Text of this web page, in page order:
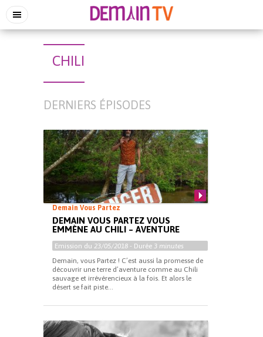
CHILI
DERNIERS ÉPISODES
Demain Vous Partez
DEMAIN VOUS PARTEZ VOUS
EMMÈNE AU CHILI – AVENTURE
Emission du 23/05/2018 - Durée 3 minutes
Demain, vous Partez ! C’est aussi la promesse de
découvrir une terre d’aventure comme au Chili
sauvage et irrévérencieux à la fois. Et alors le
désert se fait piste...